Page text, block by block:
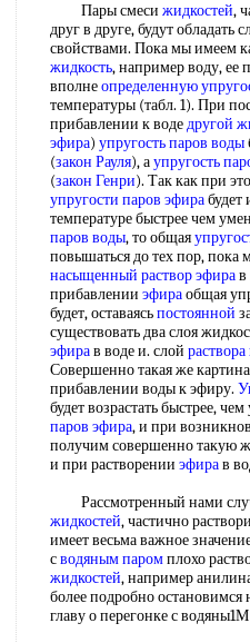
Пары смеси жидкостей,
друг в друге, будут обладать
свойствами. Пока мы имеем
жидкость, например воду, ее
вполнеопределенную
температуры (табл. 1). При
прибавлении к водедругой
эфира) упругость паров воды
(закон Рауля), аупругость
(закон Генри). Так как при
упругости паров эфирабудет
температуре быстрее чем
паров воды, то общая
повышаться до тех пор, пока
насыщенный растворэфирав
прибавлении эфираобщая
будет, оставаясьпостоянной
существовать два слоя
эфирав воде и. слой
Совершенно такая же
прибавлении воды к эфиру.
будет возрастать быстрее,
паров эфира, и при
получим совершенно такую
и при растворении эфирав
Рассмотренный нами
жидкостей, частично
имеет весьма важное
сводяным паромплохо
жидкостей, например
более подробно остановимся
главу о перегонке с